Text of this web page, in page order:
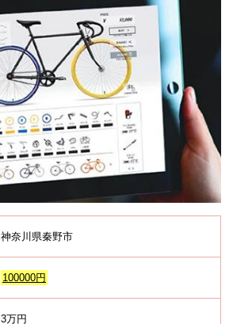
神奈川県秦野市
100000円
3万円